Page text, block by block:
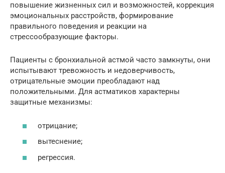
повышение жизненных сил и возможностей, коррекция
эмоциональных расстройств, формирование
правильного поведения и реакции на
стрессообразующие факторы.
Пациенты с бронхиальной астмой часто замкнуты, они
испытывают тревожность и недоверчивость,
отрицательные эмоции преобладают над
положительными. Для астматиков характерны
защитные механизмы:
отрицание;
вытеснение;
регрессия.